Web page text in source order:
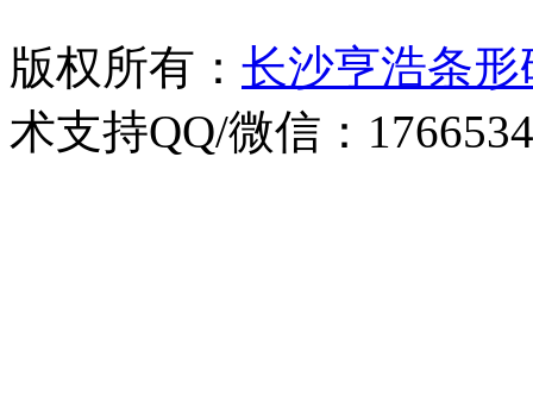
版权所有： 长沙亨浩条
术支持QQ/微信：